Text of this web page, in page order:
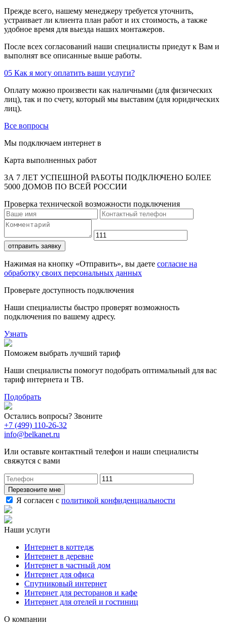
Прежде всего, нашему менеджеру требуется уточнить,
устраивает ли клиента план работ и их стоимость, а также
удобное время для выезда наших монтажеров.
После всех согласований наши специалисты приедут к Вам и
выполнят все описанные выше работы.
05 Как я могу оплатить ваши услуги?
Оплату можно произвести как наличными (для физических
лиц), так и по счету, который мы выставим (для юридических
лиц).
Все вопросы
Мы подключаем интернет в
Карта выполненных работ
ЗА 7 ЛЕТ УСПЕШНОЙ РАБОТЫ ПОДКЛЮЧЕНО БОЛЕЕ
5000 ДОМОВ ПО ВСЕЙ РОССИИ
Проверка технической возможности подключения
отправить заявку
Нажимая на кнопку «Отправить», вы даете согласие на
обработку своих персональных данных
Проверьте доступность подключения
Наши специалисты быстро проверят возможность
подключения по вашему адресу.
Узнать
Поможем выбрать лучший тариф
Наши специалисты помогут подобрать оптимальный для вас
тариф интернета и ТВ.
Подобрать
Остались вопросы? Звоните
+7 (499) 110-26-32
info@belkanet.ru
Или оставьте контактный телефон и наши специалисты
свяжутся с вами
Перезвоните мне
Я согласен с политикой конфиденциальности
Наши услуги
Интернет в коттедж
Интернет в деревне
Интернет в частный дом
Интернет для офиса
Спутниковый интернет
Интернет для ресторанов и кафе
Интернет для отелей и гостиниц
О компании